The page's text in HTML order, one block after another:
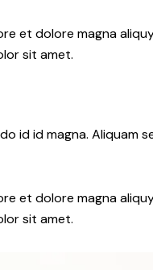
et dolore magna
sit amet.
id id magna. Aliquam
et dolore magna
sit amet.